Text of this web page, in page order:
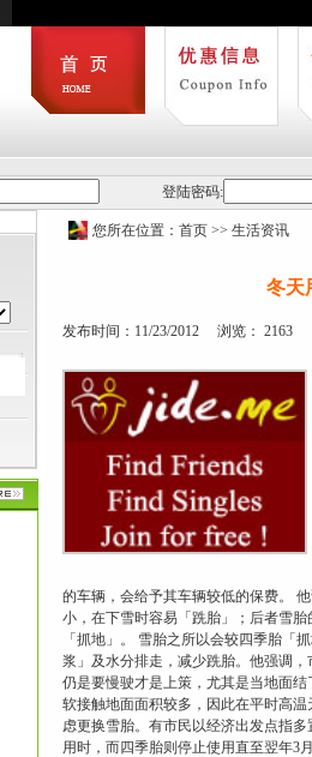
登陆密码:
您所在位置： 首页 >> 生活资讯
冬天
发布时间：11/23/2012 浏览： 2163
的车辆，会给予其车辆较低的保费。
小，在下雪时容易「跣胎」；后者雪
「抓地」。 雪胎之所以会较四季胎「
浆」及水分排走，减少跣胎。他强调
仍是要慢驶才是上策，尤其是当地面
软接触地面面积较多，因此在平时高
虑更换雪胎。有市民以经济出发点指
用时，而四季胎则停止使用直至翌年3